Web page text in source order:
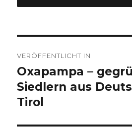
Navigation
VERÖFFENTLICHT IN
Oxapampa –
Siedlern aus
Tirol